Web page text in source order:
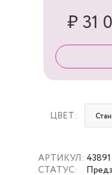
АРТИКУЛ:
СТАТУС:
43891
ЦВЕТ:
₽ 31